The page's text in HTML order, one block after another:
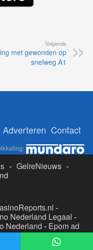
Volgende
met gewonden op
snelweg A1
Adverteren Contact
- GelreNieuws -
-
Nederland Legaal -
Nederland - Epom ad
Nederland